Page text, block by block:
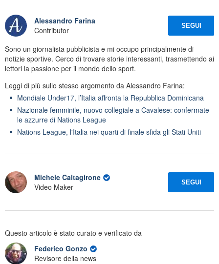
Alessandro Farina
Contributor
SEGUI
Sono un giornalista pubblicista e mi occupo principalmente di
notizie sportive. Cerco di trovare storie interessanti, trasmettendo ai
lettori la passione per il mondo dello sport.
Leggi di più sullo stesso argomento da Alessandro Farina:
Mondiale Under17, l’Italia affronta la Repubblica Dominicana
Nazionale femminile, nuovo collegiale a Cavalese: confermate
le azzurre di Nations League
Nations League, l'Italia nei quarti di finale sfida gli Stati Uniti
Michele Caltagirone
Video Maker
SEGUI
Questo articolo è stato curato e verificato da
Federico Gonzo
Revisore della news